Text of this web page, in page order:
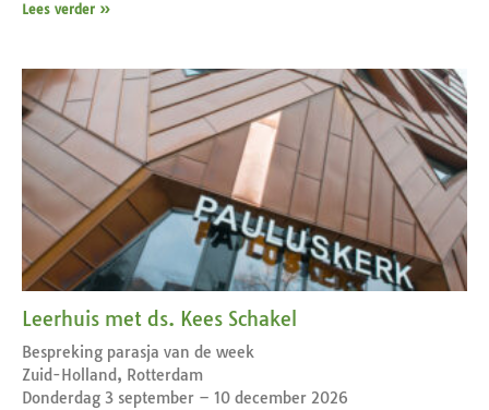
Lees verder »
Leerhuis met ds. Kees Schakel
Bespreking parasja van de week
Zuid-Holland, Rotterdam
Donderdag 3 september – 10 december 2026